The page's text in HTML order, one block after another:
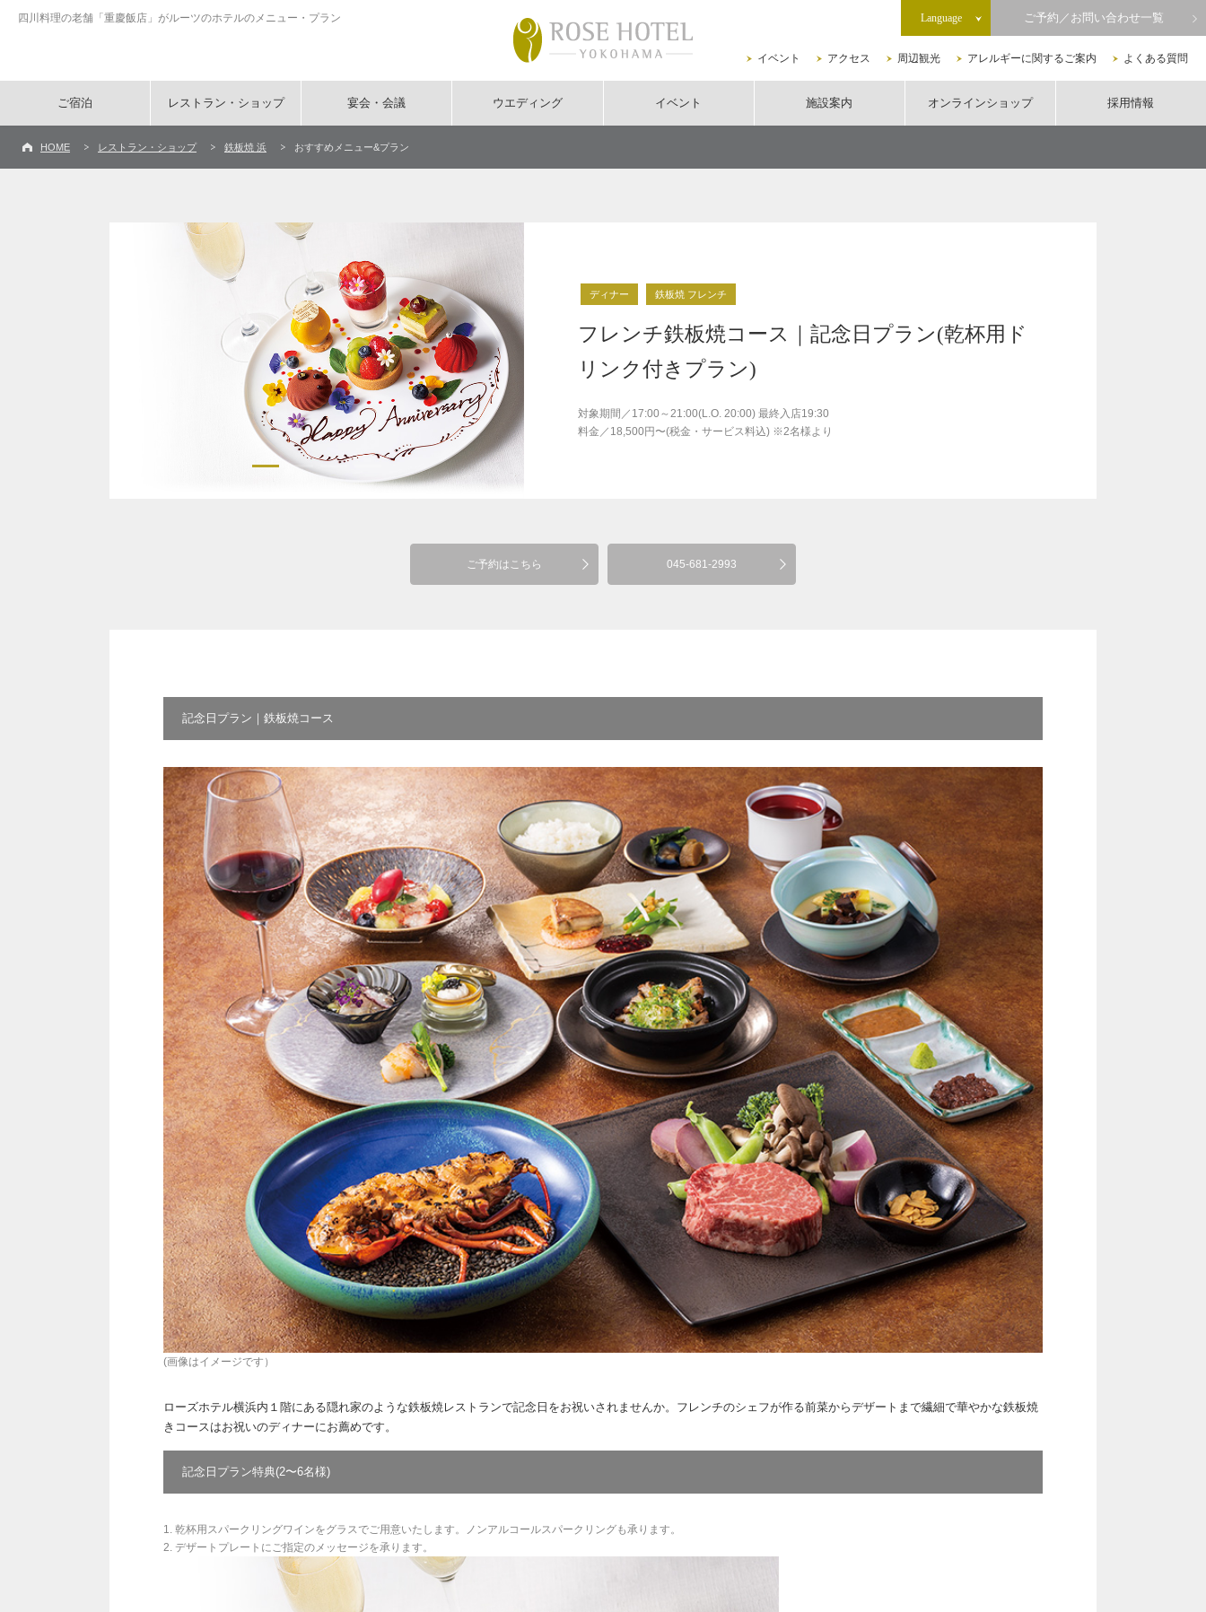
四川料理の老舗「重慶飯店」がルーツのホテルのメニュー・プラン
イベント アクセス 周辺観光 アレルギーに関するご案内 よくある質問
ご宿泊 レストラン・ショップ 宴会・会議 ウエディング イベント 施設案内 オンラインショップ 採用情報
Language ご予約／お問い合わせ一覧
HOME レストラン・ショップ 鉄板焼 浜 おすすめメニュー&プラン
ディナー 鉄板焼 フレンチ
フレンチ鉄板焼コース｜記念日プラン(乾杯用ド
リンク付きプラン)
対象期間 ／ 17:00～21:00(L.O. 20:00) 最終入店19:30
料金 ／ 18,500円〜(税金・サービス料込) ※2名様より
ご予約はこちら 045-681-2993
記念日プラン｜鉄板焼コース
(画像はイメージです）
ローズホテル横浜内１階にある隠れ家のような鉄板焼レストランで記念日をお祝いされませんか。フレンチのシェフが作る前菜からデザートまで繊細で華やかな鉄板焼
きコースはお祝いのディナーにお薦めです。
記念日プラン特典(2〜6名様)
1. 乾杯用スパークリングワインをグラスでご用意いたします。ノンアルコールスパークリングも承ります。
2. デザートプレートにご指定のメッセージを承ります。